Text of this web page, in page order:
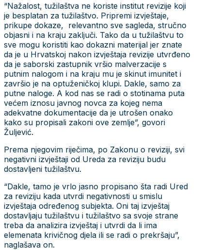
“Nažalost, tužilaštva ne koriste institut revizije koji
je besplatan za tužilaštvo. Pripremi izvještaje,
prikupe dokaze, relevantno sve sagleda, stručno
objasni i na kraju zaključi. Tako da u tužilaštvu to
sve mogu koristiti kao dokazni materijal jer znate
da je u Hrvatskoj nakon izvještaja revizije utvrđeno
da je saborski zastupnik vršio malverzacije s
putnim nalogom i na kraju mu je skinut imunitet i
završio je na optuženičkoj klupi. Dakle, samo za
putne naloge. A kod nas se radi o stotinama puta
većem iznosu javnog novca za kojeg nema
adekvatne dokumentacije da je utrošen onako
kako su propisali zakoni ove zemlje”, govori
Žuljević.
Prema njegovim riječima, po Zakonu o reviziji, svi
negativni izvještaji od Ureda za reviziju budu
dostavljeni tužilaštvu.
“Dakle, tamo je vrlo jasno propisano šta radi Ured
za reviziju kada utvrdi negativnosti u smislu
izvještaja određenog subjekta. Oni taj izvještaj
dostavljaju tužilaštvu i tužilaštvo sa svoje strane
treba da analizira izvještaj i utvrdi da li ima
elemenata krivičnog djela ili se radi o prekršaju”,
naglašava on.